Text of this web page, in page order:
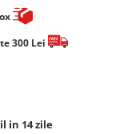
300 Lei
in 14 zile